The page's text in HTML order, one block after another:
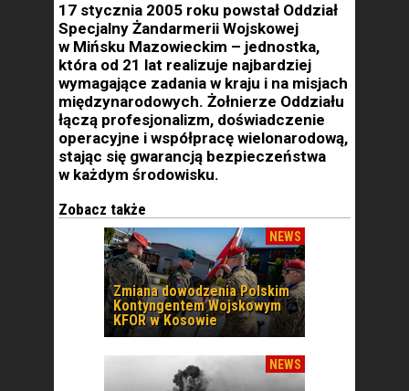
17 stycznia 2005 roku powstał Oddział
Specjalny Żandarmerii Wojskowej
w Mińsku Mazowieckim – jednostka,
która od 21 lat realizuje najbardziej
wymagające zadania w kraju i na misjach
międzynarodowych. Żołnierze Oddziału
łączą profesjonalizm, doświadczenie
operacyjne i współpracę wielonarodową,
stając się gwarancją bezpieczeństwa
w każdym środowisku.
Zobacz także
NEWS
Zmiana dowodzenia Polskim
Kontyngentem Wojskowym
KFOR w Kosowie
NEWS